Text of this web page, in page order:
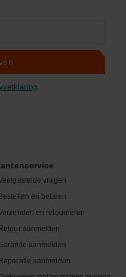
.
vragen
en betalen
en retourneren
aanmelden
aanmelden
aanmelden